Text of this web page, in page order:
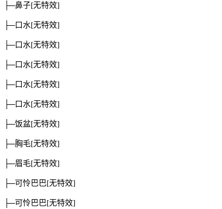
├─鼻子[无特效]
├─口水[无特效]
├─口水[无特效]
├─口水[无特效]
├─口水[无特效]
├─口水[无特效]
├─饭盆[无特效]
├─胸毛[无特效]
├─眉毛[无特效]
├─可怜巴巴[无特效]
├─可怜巴巴[无特效]